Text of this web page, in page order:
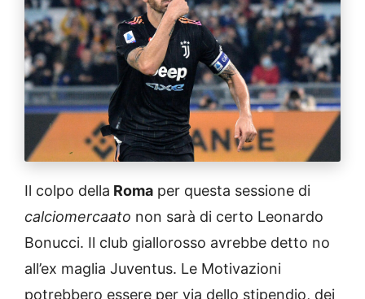
Il colpo della Roma per questa sessione di
calciomercaato non sarà di certo Leonardo
Bonucci. Il club giallorosso avrebbe detto no
all’ex maglia Juventus. Le Motivazioni
potrebbero essere per via dello stipendio, dei